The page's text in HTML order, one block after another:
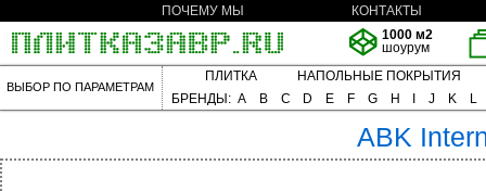
ПОЧЕМУ МЫ
КОНТАКТЫ
1000 м2
шоурум
ВЫБОР ПО ПАРАМЕТРАМ
ПЛИТКА
НАПОЛЬНЫЕ ПОКРЫТИЯ
БРЕНДЫ: A B C D E F G H J K L
ABK